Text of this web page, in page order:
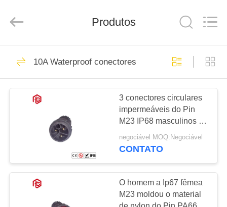
CASA
PRODUTOS
EXCURSÃO
FÁBRICA
Ltd..
Conector circular
impermeável
477
Conector
60
Produtos
10A Waterproof conectores
3 conectores circulares
impermeáveis do Pin
M23 IP68 masculinos e
fêmeas
negociável MOQ:Negociável
CONTATO
O homem a Ip67 fêmea
M23 moldou o material